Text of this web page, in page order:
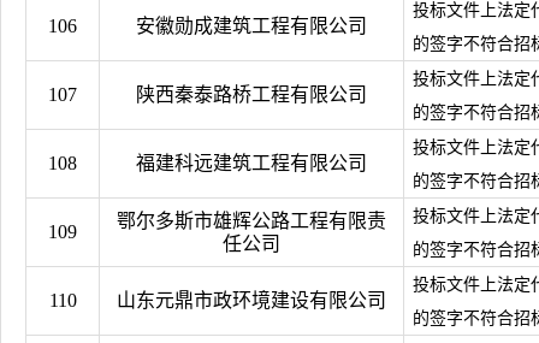
106 安徽勋成建筑工程有限公司
投标文件上法定
的签字不符合招
107 陕西秦泰路桥工程有限公司
投标文件上法定
的签字不符合招
108 福建科远建筑工程有限公司
投标文件上法定
的签字不符合招
109
鄂尔多斯市雄辉公路工程有限责
任公司
投标文件上法定
的签字不符合招
110 山东元鼎市政环境建设有限公司
投标文件上法定
的签字不符合招